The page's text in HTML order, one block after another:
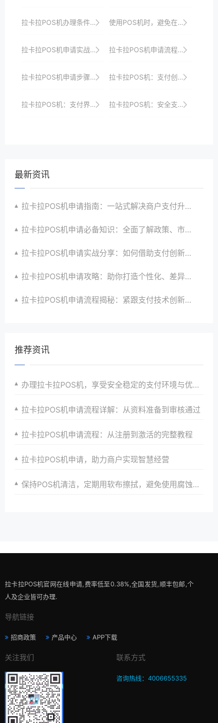
拉卡拉POS机办理条件与所需材料解析：一站式服务助你快速接入支付市场并享受优惠政策与全方位支持 使用POS机时，避免在雷电天气下操作，以防雷击。
拉卡拉POS机申请实战分享：经验与技巧 拉卡拉POS机申请流程：线上申请的优势
拉卡拉POS机申请步骤：新手必看的操作指南 拉卡拉POS机：支付创新，引领行业发展
拉卡拉POS机：支付界的“智能先锋”，引领行业发展 拉卡拉POS机：安全支付，让商家收银无忧
最新资讯
拉卡拉POS机申请指南：一站式解决商户支付升级、智能化与创新需求
拉卡拉POS机申请必备知识：全面了解政策、市场、技术与创新趋势
拉卡拉POS机申请实战分享：如何借助支付创新技术提升商户运营效益与效率
拉卡拉POS机申请攻略：助你打造个性化、差异化支付体验以提升竞争力
拉卡拉POS机申请流程揭秘：紧跟支付技术创新步伐，抢占市场先机
推荐资讯
办理拉卡拉POS机，享受安全稳定的支付环境与优惠政策
拉卡拉POS机申请流程详解：从资料准备到审核通过
拉卡拉POS机申请流程：从注册到激活的完整教程
拉卡拉POS机申请，助力商户实现智慧经营
保持POS机清洁，定期用软布擦拭，避免使用腐蚀性清洁剂。
拉卡拉POS机官网在线申请,费率低至0.38%,全国发货,顺丰包邮,个
人及企业皆可办理.
导航链接
招商政策 产品中心 APP下载
关注我们 联系方式
咨询热线：4006655335